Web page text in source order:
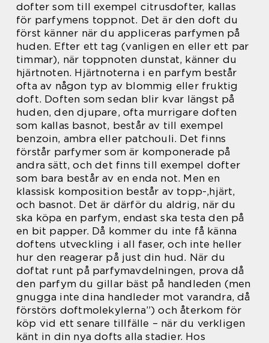
dofter som till exempel citrusdofter, kallas
för parfymens toppnot. Det är den doft du
först känner när du appliceras parfymen på
huden. Efter ett tag (vanligen en eller ett par
timmar), när toppnoten dunstat, känner du
hjärtnoten. Hjärtnoterna i en parfym består
ofta av någon typ av blommig eller fruktig
doft. Doften som sedan blir kvar längst på
huden, den djupare, ofta murrigare doften
som kallas basnot, består av till exempel
benzoin, ambra eller patchouli. Det finns
förstår parfymer som är komponerade på
andra sätt, och det finns till exempel dofter
som bara består av en enda not. Men en
klassisk komposition består av topp-,hjärt,
och basnot. Det är därför du aldrig, när du
ska köpa en parfym, endast ska testa den på
en bit papper. Då kommer du inte få känna
doftens utveckling i all faser, och inte heller
hur den reagerar på just din hud. När du
doftat runt på parfymavdelningen, prova då
den parfym du gillar bäst på handleden (men
gnugga inte dina handleder mot varandra, då
förstörs doftmolekylerna”) och återkom för
köp vid ett senare tillfälle – när du verkligen
känt in din nya dofts alla stadier. Hos